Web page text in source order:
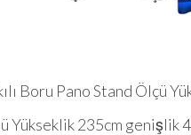
Boru Pano Stand Ölçü
Yükseklik 235cm genişlik